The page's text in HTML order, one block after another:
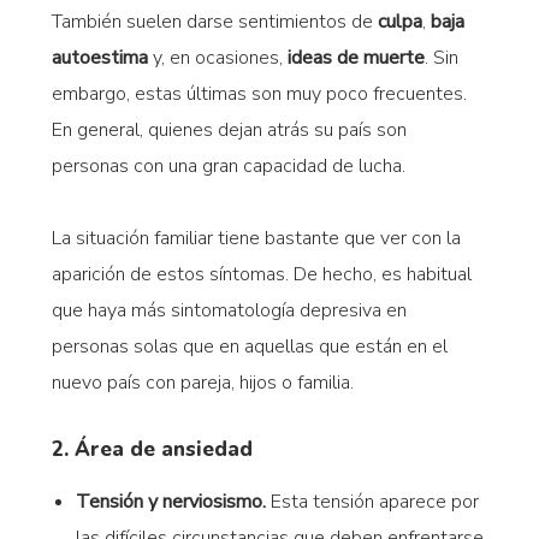
También suelen darse sentimientos de culpa, baja
autoestimay, en ocasiones, ideas de muerte. Sin
embargo, estas últimas son muy poco frecuentes.
En general, quienes dejan atrás su país son
personas con una gran capacidad de lucha.
La situación familiar tiene bastante que ver con la
aparición de estos síntomas. De hecho, es habitual
que haya más sintomatología depresiva en
personas solas que en aquellas que están en el
nuevo país con pareja, hijos o familia.
2. Área de ansiedad
Tensión y nerviosismo.Esta tensión aparece por